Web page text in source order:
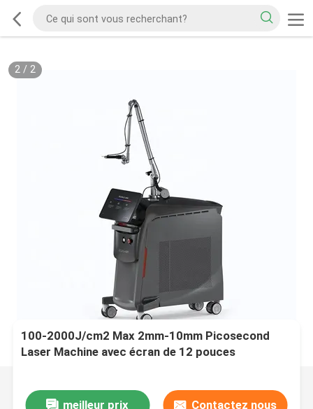
2/ 2
100-2000J/cm2 Max 2mm-10mm Picosecond
Laser Machine avec écran de 12 pouces
meilleur prix Contactez nous